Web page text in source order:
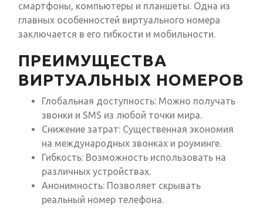
смартфоны, компьютеры и планшеты. Одна из
главных особенностей виртуального номера
заключается в его гибкости и мобильности.
ПРЕИМУЩЕСТВА
ВИРТУАЛЬНЫХ НОМЕРОВ
Глобальная доступность: Можно получать
звонки и SMS из любой точки мира.
Снижение затрат: Существенная экономия
на международных звонках и роуминге.
Гибкость: Возможность использовать на
различных устройствах.
Анонимность: Позволяет скрывать
реальный номер телефона.